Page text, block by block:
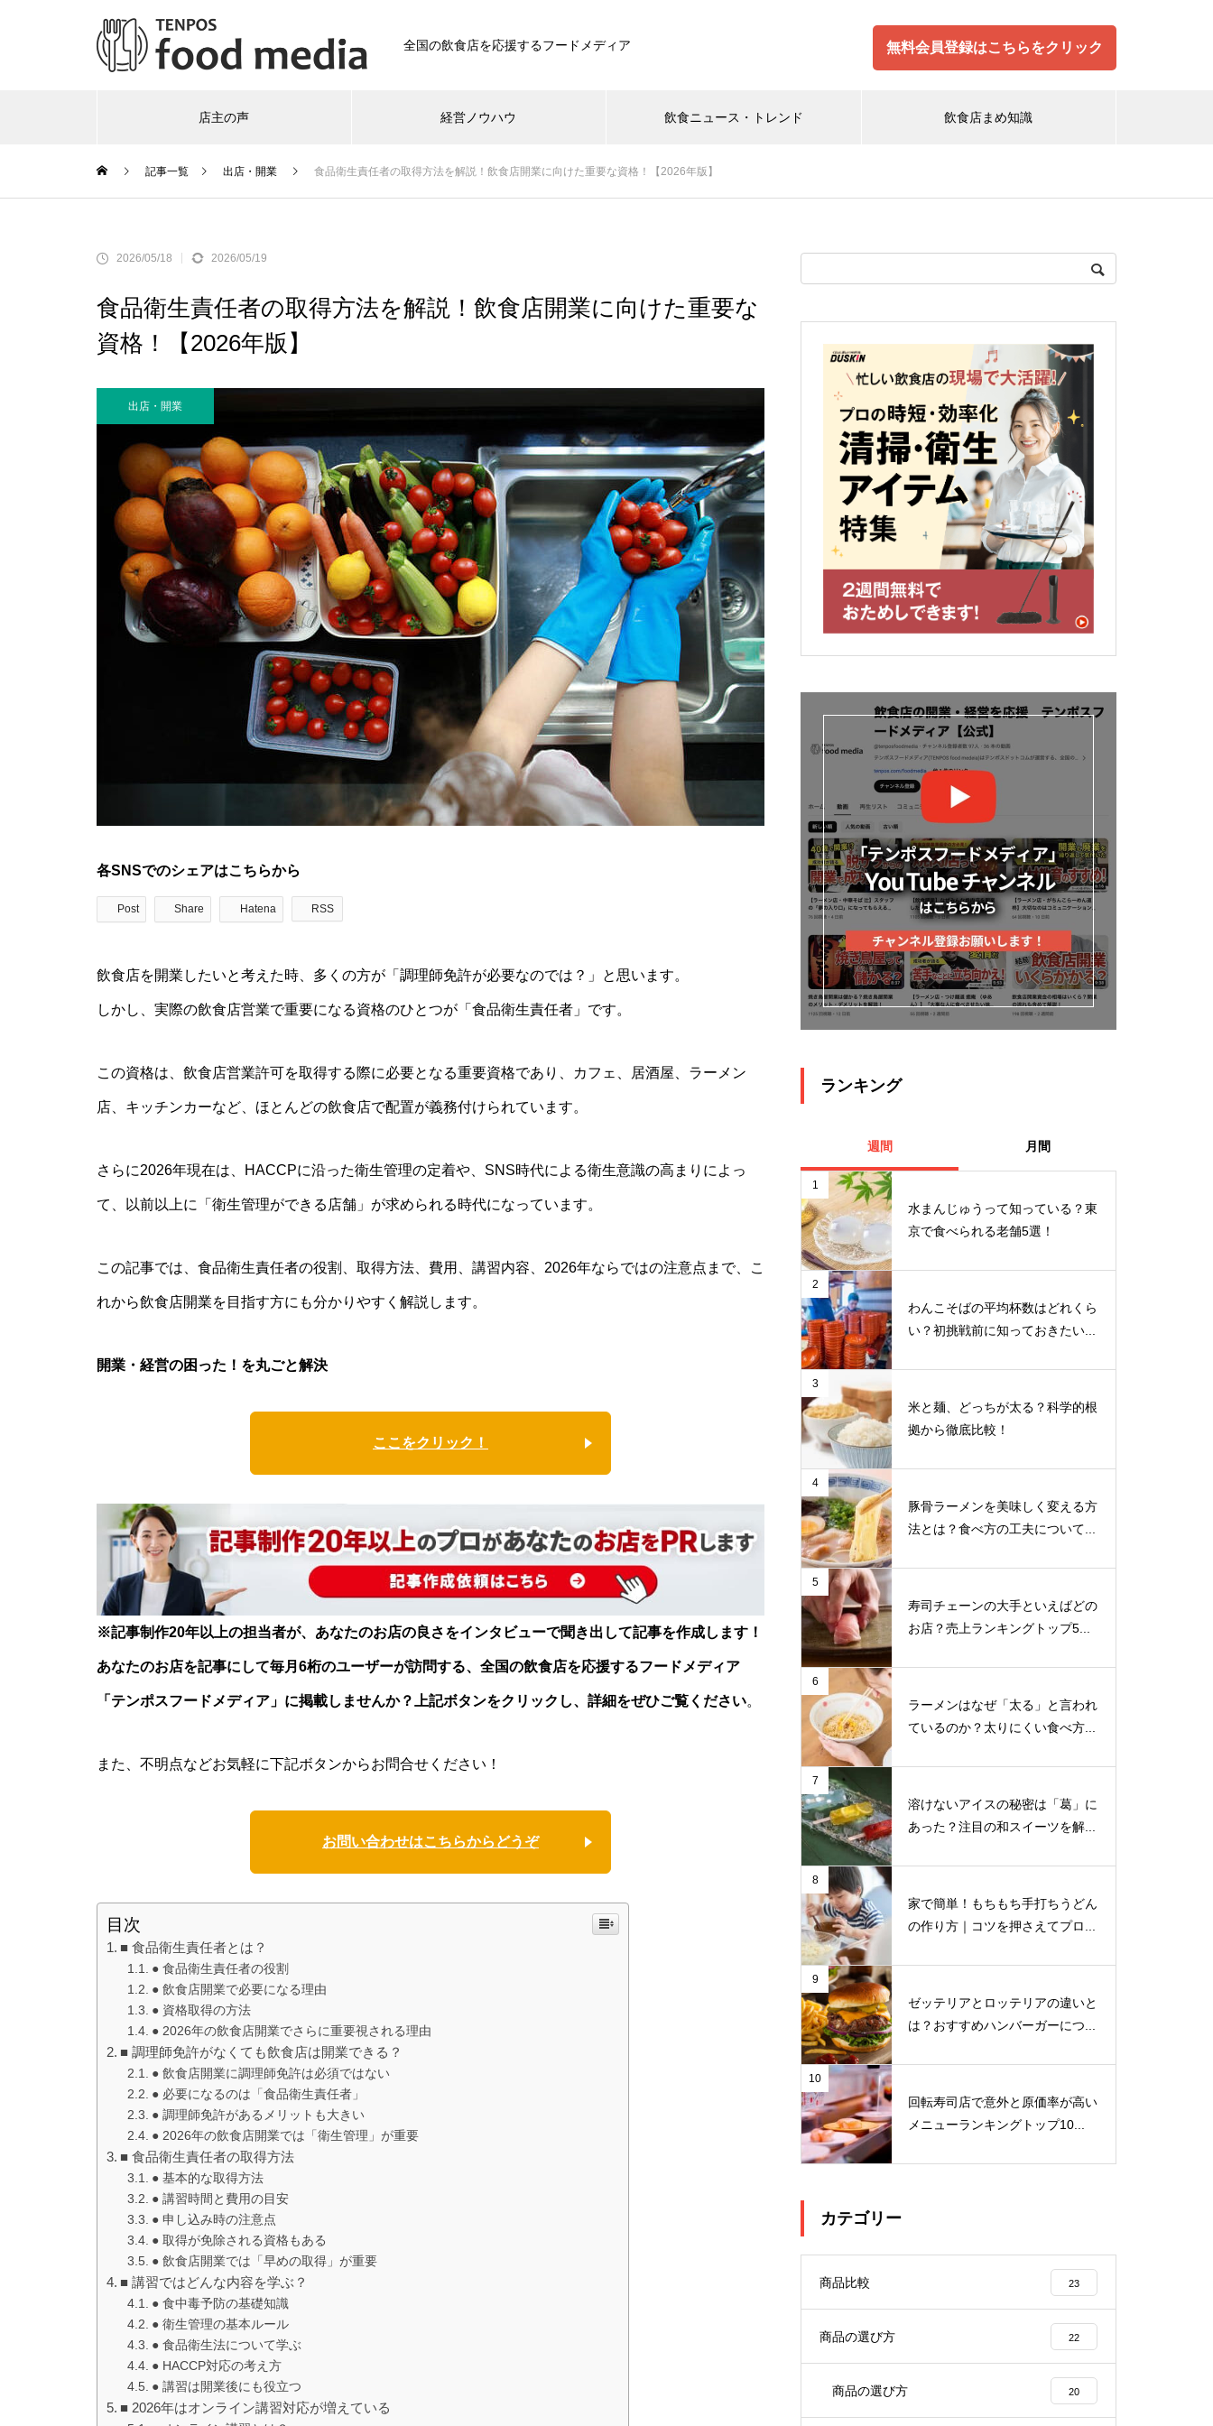
全国の飲食店を応援するフードメディア 無料会員登録はこちらをクリック
店主の声 経営ノウハウ 飲食ニュース・トレンド 飲食店まめ知識
記事一覧 出店・開業 食品衛生責任者の取得方法を解説！飲食店開業に向けた重要な資格！【2026年版】
2026/05/18 2026/05/19
食品衛生責任者の取得方法を解説！飲食店開業に向けた重要な
資格！【2026年版】
出店・開業
各SNSでのシェアはこちらから
Post Share Hatena RSS
飲食店を開業したいと考えた時、多くの方が「調理師免許が必要なのでは？」と思います。
しかし、実際の飲食店営業で重要になる資格のひとつが「食品衛生責任者」です。
この資格は、飲食店営業許可を取得する際に必要となる重要資格であり、カフェ、居酒屋、ラーメン
店、キッチンカーなど、ほとんどの飲食店で配置が義務付けられています。
さらに2026年現在は、HACCPに沿った衛生管理の定着や、SNS時代による衛生意識の高まりによっ
て、以前以上に「衛生管理ができる店舗」が求められる時代になっています。
この記事では、食品衛生責任者の役割、取得方法、費用、講習内容、2026年ならではの注意点まで、こ
れから飲食店開業を目指す方にも分かりやすく解説します。
開業・経営の困った！を丸ごと解決
ここをクリック！
※記事制作20年以上の担当者が、あなたのお店の良さをインタビューで聞き出して記事を作成します！
あなたのお店を記事にして毎月6桁のユーザーが訪問する、全国の飲食店を応援するフードメディア
「テンポスフードメディア」に掲載しませんか？上記ボタンをクリックし、詳細をぜひご覧ください。
また、不明点などお気軽に下記ボタンからお問合せください！
お問い合わせはこちらからどうぞ
目次
■ 食品衛生責任者とは？
● 食品衛生責任者の役割
● 飲食店開業で必要になる理由
● 資格取得の方法
● 2026年の飲食店開業でさらに重要視される理由
■ 調理師免許がなくても飲食店は開業できる？
● 飲食店開業に調理師免許は必須ではない
● 必要になるのは「食品衛生責任者」
● 調理師免許があるメリットも大きい
● 2026年の飲食店開業では「衛生管理」が重要
■ 食品衛生責任者の取得方法
● 基本的な取得方法
● 講習時間と費用の目安
● 申し込み時の注意点
● 取得が免除される資格もある
● 飲食店開業では「早めの取得」が重要
■ 講習ではどんな内容を学ぶ？
● 食中毒予防の基礎知識
● 衛生管理の基本ルール
● 食品衛生法について学ぶ
● HACCP対応の考え方
● 講習は開業後にも役立つ
■ 2026年はオンライン講習対応が増えている
ランキング
週間 月間
1
水まんじゅうって知っている？東
京で食べられる老舗5選！
2
わんこそばの平均杯数はどれくら
い？初挑戦前に知っておきたい...
3
米と麺、どっちが太る？科学的根
拠から徹底比較！
4
豚骨ラーメンを美味しく変える方
法とは？食べ方の工夫について...
5
寿司チェーンの大手といえばどの
お店？売上ランキングトップ5...
6
ラーメンはなぜ「太る」と言われ
ているのか？太りにくい食べ方...
7
溶けないアイスの秘密は「葛」に
あった？注目の和スイーツを解...
8
家で簡単！もちもち手打ちうどん
の作り方｜コツを押さえてプロ...
9
ゼッテリアとロッテリアの違いと
は？おすすめハンバーガーにつ...
10
回転寿司店で意外と原価率が高い
メニューランキングトップ10...
カテゴリー
商品比較 23
商品の選び方 22
商品の選び方 20